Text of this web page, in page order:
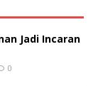
Jadi Incaran
0